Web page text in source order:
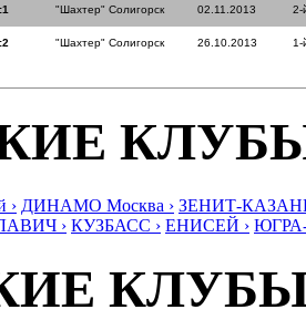
"Шахтер" Солигорск 02.11.2013 2-
"Шахтер" Солигорск 26.10.2013 1-
› ДИНАМО Москва › ЗЕНИТ-
› КУЗБАСС › ЕНИСЕЙ ›